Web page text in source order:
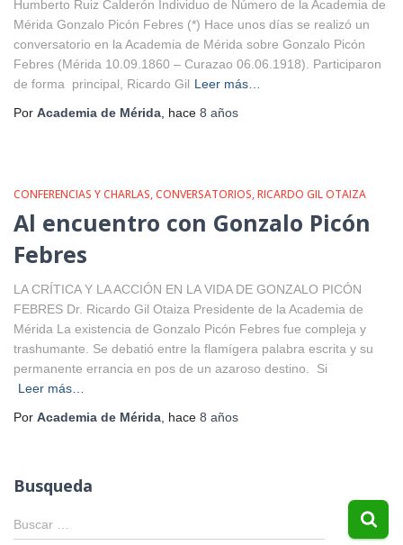
Humberto Ruiz Calderón Individuo de Número de la Academia de
Mérida Gonzalo Picón Febres (*) Hace unos días se realizó un
conversatorio en la Academia de Mérida sobre Gonzalo Picón
Febres (Mérida 10.09.1860 – Curazao 06.06.1918). Participaron
de forma principal, Ricardo Gil Leer más…
Por Academia de Mérida , hace 8 años
CONFERENCIAS Y CHARLAS CONVERSATORIOS RICARDO GIL OTAIZA
Al encuentro con Gonzalo Picón
Febres
LA CRÍTICA Y LA ACCIÓN EN LA VIDA DE GONZALO PICÓN
FEBRES Dr. Ricardo Gil Otaiza Presidente de la Academia de
Mérida La existencia de Gonzalo Picón Febres fue compleja y
trashumante. Se debatió entre la flamígera palabra escrita y su
permanente errancia en pos de un azaroso destino. Si
Leer más…
Por Academia de Mérida , hace 8 años
Busqueda
B
u
Buscar …